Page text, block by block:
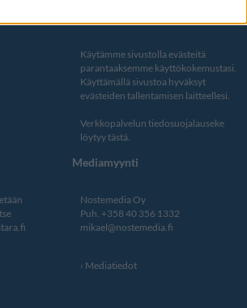
Käytämme sivustolla evästeitä
parantaaksemme käyttökokemustasi.
Käyttämällä sivustoa hyväksyt
evästeiden tallentamisen laitteellesi.
Verkkopalvelun tiedosuojalauseke
löytyy tästä
Mediamyynti
Nostemedia Oy
Puh. +358 40 356 1332
mikael@nostemedia.fi
Mediatiedot